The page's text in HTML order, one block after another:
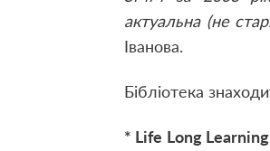
актуальна (не
Іванова.
Бібліотека
* Life Long Learning